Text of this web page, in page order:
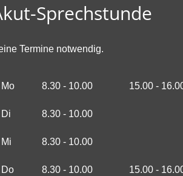
Sprechstunde
Termine notwendig.
Mo 8.30 - 10.00 15.00 -
Di 8.30 - 10.00
Mi 8.30 - 10.00
Do 8.30 - 10.00 15.00 -